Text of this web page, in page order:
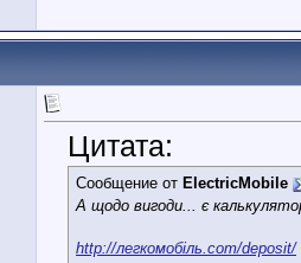
Цитата:
Сообщение от ElectricMobile
А щодо вигоди... є
http://легкомобіль.com/deposit/